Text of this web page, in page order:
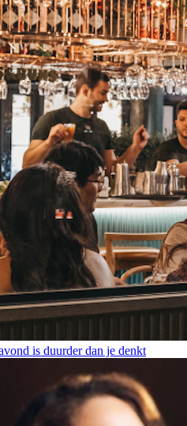
is duurder dan je denkt